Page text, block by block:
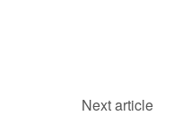
Next article